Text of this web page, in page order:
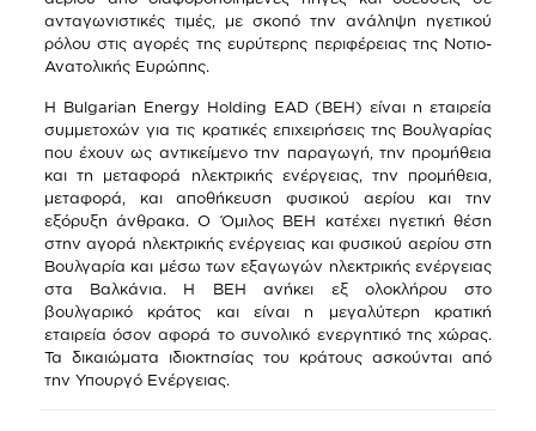
ανταγωνιστικές τιμές, με σκοπό την ανάληψη ηγετικού
ρόλου στις αγορές της ευρύτερης περιφέρειας της Νοτιο-
Ανατολικής Ευρώπης.
Η Bulgarian Energy Holding EAD (BEH) είναι η εταιρεία
συμμετοχών για τις κρατικές επιχειρήσεις της Βουλγαρίας
που έχουν ως αντικείμενο την παραγωγή, την προμήθεια
και τη μεταφορά ηλεκτρικής ενέργειας, την προμήθεια,
μεταφορά, και αποθήκευση φυσικού αερίου και την
εξόρυξη άνθρακα. Ο Όμιλος BEH κατέχει ηγετική θέση
στην αγορά ηλεκτρικής ενέργειας και φυσικού αερίου στη
Βουλγαρία και μέσω των εξαγωγών ηλεκτρικής ενέργειας
στα Βαλκάνια. Η BEH ανήκει εξ ολοκλήρου στο
βουλγαρικό κράτος και είναι η μεγαλύτερη κρατική
εταιρεία όσον αφορά το συνολικό ενεργητικό της χώρας.
Τα δικαιώματα ιδιοκτησίας του κράτους ασκούνται από
την Υπουργό Ενέργειας.